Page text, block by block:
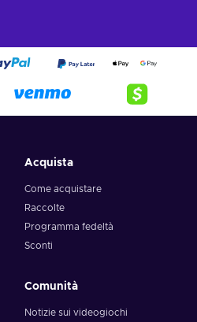
Acquista
Come acquistare
Raccolte
Programma fedeltà
Sconti
Comunità
Notizie sui videogiochi